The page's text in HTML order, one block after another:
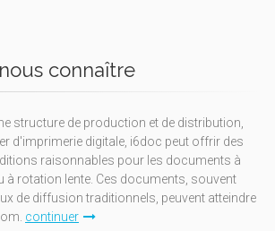
connaître
structure de production et de distribution,
d'imprimerie digitale, i6doc peut offrir des
raisonnables pour les documents à
à rotation lente. Ces documents, souvent
de diffusion traditionnels, peuvent atteindre
continuer